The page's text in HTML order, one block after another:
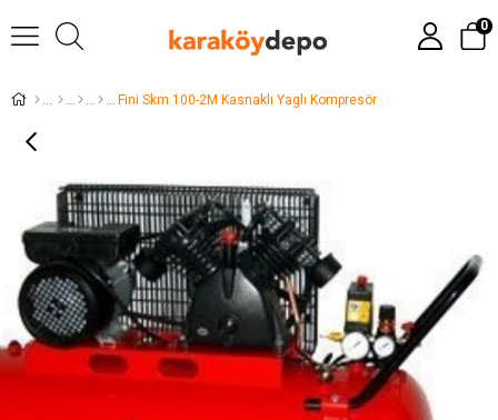
0
Fini Skm 100-2M Kasnaklı Yaglı Kompresör